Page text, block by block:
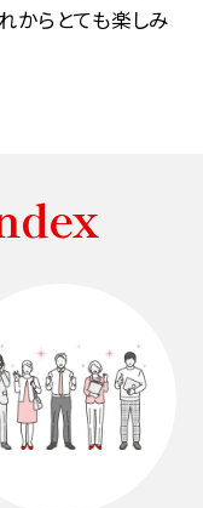
からとても楽しみ